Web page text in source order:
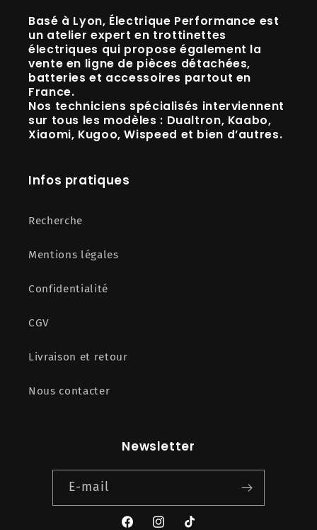
Basé à Lyon, Électrique Performance est
un atelier expert en trottinettes
électriques qui propose également la
vente en ligne de pièces détachées,
batteries et accessoires partout en
France.
Nos techniciens spécialisés interviennent
sur tous les modèles : Dualtron, Kaabo,
Xiaomi, Kugoo, Wispeed et bien d’autres.
Infos pratiques
Recherche
Mentions légales
Confidentialité
CGV
Livraison et retour
Nous contacter
Newsletter
E-mail